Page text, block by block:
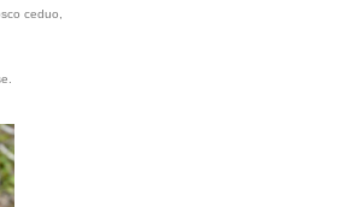
ceduo,